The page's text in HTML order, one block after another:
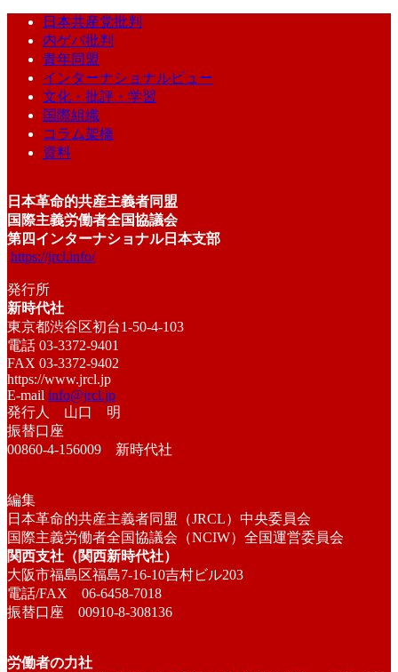
日本共産党批判
内ゲバ批判
青年同盟
インターナショナルビュー
文化・批評・学習
国際組織
コラム架橋
資料
日本革命的共産主義者同盟
国際主義労働者全国協議会
第四インターナショナル日本支部
https://jrcl.info/
発行所
新時代社
東京都渋谷区初台1-50-4-103
電話 03-3372-9401
FAX 03-3372-9402
https://www.jrcl.jp
E-mail info@jrcl.jp
発行人 山口 明
振替口座
00860-4-156009 新時代社
編集
日本革命的共産主義者同盟（JRCL）中央委員会
国際主義労働者全国協議会（NCIW）全国運営委員会
関西支社（関西新時代社）
大阪市福島区福島7-16-10吉村ビル203
電話/FAX 06-6458-7018
振替口座 00910-8-308136
労働者の力社